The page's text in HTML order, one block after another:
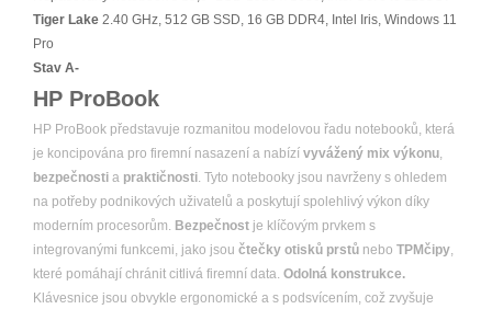
Tiger Lake 2.40 GHz, 512 GB SSD, 16 GB DDR4, Intel Iris, Windows 11
Pro
Stav A-
HP ProBook
HP ProBook představuje rozmanitou modelovou řadu notebooků, která
je koncipována pro firemní nasazení a nabízí vyvážený mix výkonu,
bezpečnosti a praktičnosti. Tyto notebooky jsou navrženy s ohledem
na potřeby podnikových uživatelů a poskytují spolehlivý výkon díky
moderním procesorům. Bezpečnost je klíčovým prvkem s
integrovanými funkcemi, jako jsou čtečky otisků prstů nebo TPMčipy,
které pomáhají chránit citlivá firemní data. Odolná konstrukce.
Klávesnice jsou obvykle ergonomické a s podsvícením, což zvyšuje